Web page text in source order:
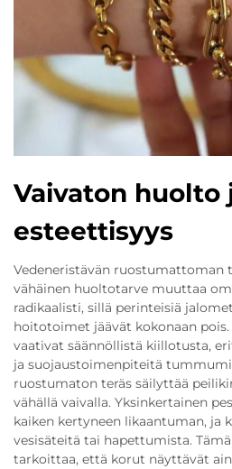
Vaivaton huolto
esteettisyys
Vedeneristävän ruostumattoman
vähäinen huoltotarve muuttaa
radikaalisti, sillä perinteisiä
hoitotoimet jäävät kokonaan
vaativat säännöllistä kiillotusta,
ja suojaustoimenpiteitä
ruostumaton teräs säilyttää
vähällä vaivalla. Yksinkertainen
kaiken kertyneen likaantuman, ja
vesisäteitä tai hapettumista.
tarkoittaa, että korut näyttävät